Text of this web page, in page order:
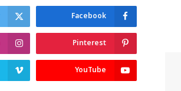
Facebook
Pinterest
YouTube